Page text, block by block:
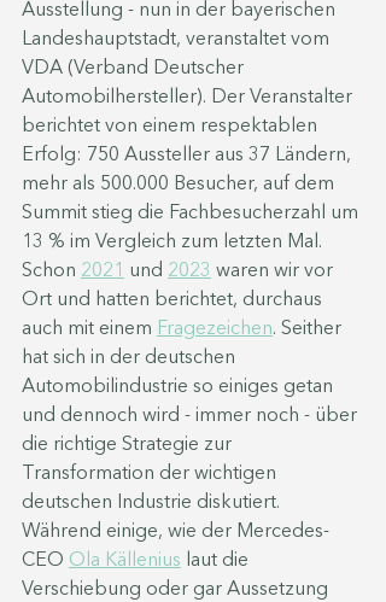
Ausstellung - nun in der bayerischen
Landeshauptstadt, veranstaltet vom
VDA (Verband Deutscher
Automobilhersteller). Der Veranstalter
berichtet von einem respektablen
Erfolg: 750 Aussteller aus 37 Ländern,
mehr als 500.000 Besucher, auf dem
Summit stieg die Fachbesucherzahl um
13 % im Vergleich zum letzten Mal.
Schon 2021 und 2023 waren wir vor
Ort und hatten berichtet, durchaus
auch mit einem Fragezeichen. Seither
hat sich in der deutschen
Automobilindustrie so einiges getan
und dennoch wird - immer noch - über
die richtige Strategie zur
Transformation der wichtigen
deutschen Industrie diskutiert.
Während einige, wie der Mercedes-
CEO Ola Källenius laut die
Verschiebung oder gar Aussetzung